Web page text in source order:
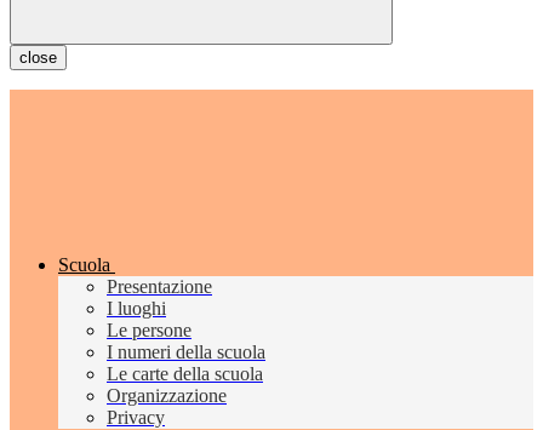
close
Scuola
Presentazione
I luoghi
Le persone
I numeri della scuola
Le carte della scuola
Organizzazione
Privacy